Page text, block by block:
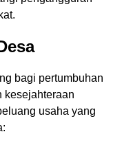
bagi pertumbuhan
kesejahteraan
usaha yang